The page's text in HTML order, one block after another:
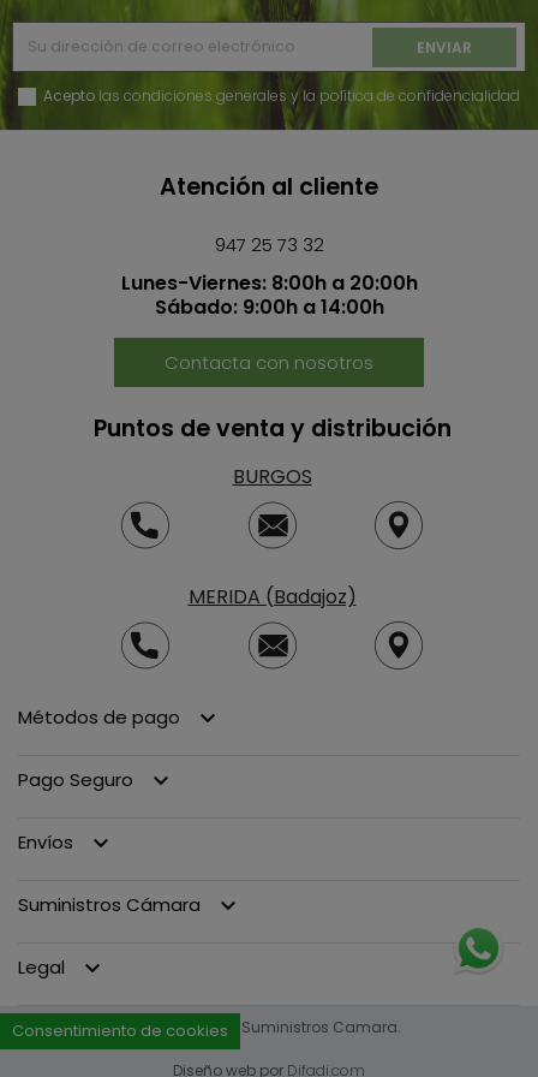
Acepto las condiciones generales y la política de confidencialidad
Atención al cliente
947 25 73 32
Lunes-Viernes: 8:00h a 20:00h
Sábado: 9:00h a 14:00h
Contacta con nosotros
Puntos de venta y distribución
BURGOS
MERIDA (Badajoz)
Métodos de pago keyboard_arrow_down
Pago Seguro keyboard_arrow_down
Envíos keyboard_arrow_down
Suministros Cámara keyboard_arrow_down
Legal keyboard_arrow_down
© 2013 - 2026 Suministros Camara.
Diseño web por Difadi.com
Consentimiento de cookies